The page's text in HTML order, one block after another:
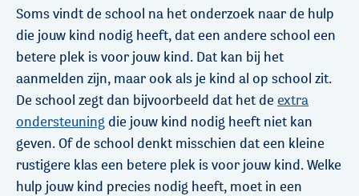
Soms vindt de school na het onderzoek naar de hulp
die jouw kind nodig heeft, dat een andere school een
betere plek is voor jouw kind. Dat kan bij het
aanmelden zijn, maar ook als je kind al op school zit.
De school zegt dan bijvoorbeeld dat het de extra
ondersteuning die jouw kind nodig heeft niet kan
geven. Of de school denkt misschien dat een kleine
rustigere klas een betere plek is voor jouw kind. Welke
hulp jouw kind precies nodig heeft, moet in een